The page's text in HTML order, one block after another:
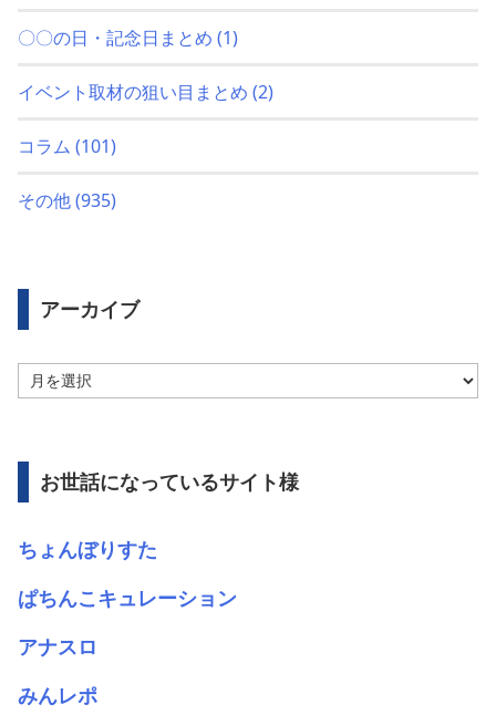
〇〇の日・記念日まとめ (1)
イベント取材の狙い目まとめ (2)
コラム (101)
その他(935)
アーカイブ
ー
ブ
お世話になっているサイト様
ちょんぼりすた
ぱちんこキュレーション
アナスロ
みんレポ